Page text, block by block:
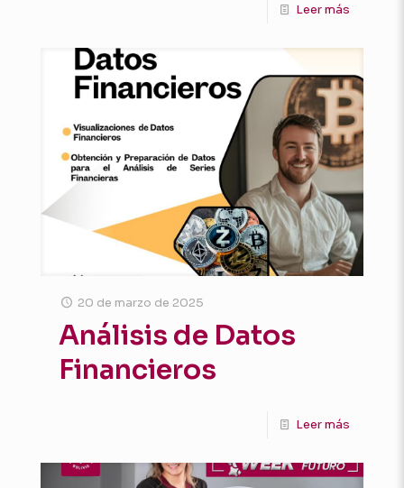
Leer más
20 de marzo de 2025
Análisis de Datos
Financieros
Leer más